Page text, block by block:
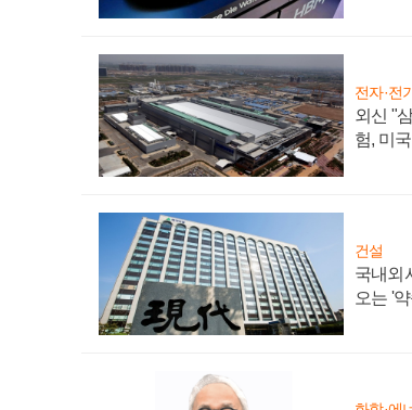
전자·전
외신 "
험, 미
건설
국내외
오는 '